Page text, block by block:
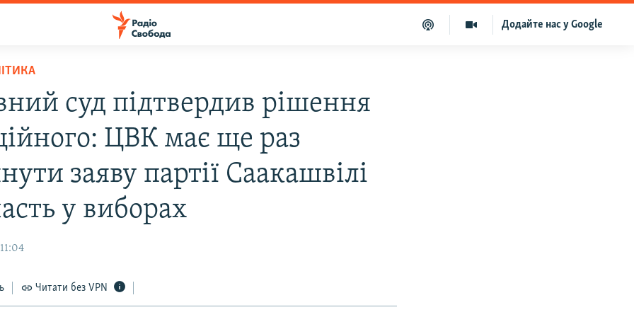
Додайте нас у Google
суд підтвердив рішення
ЦВК має ще раз
заяву партії Саакашвілі
у виборах
Читати без VPN